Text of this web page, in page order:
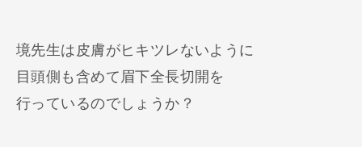
境先生は皮膚がヒキツレないように
目頭側も含めて眉下全長切開を
行っているのでしょうか？